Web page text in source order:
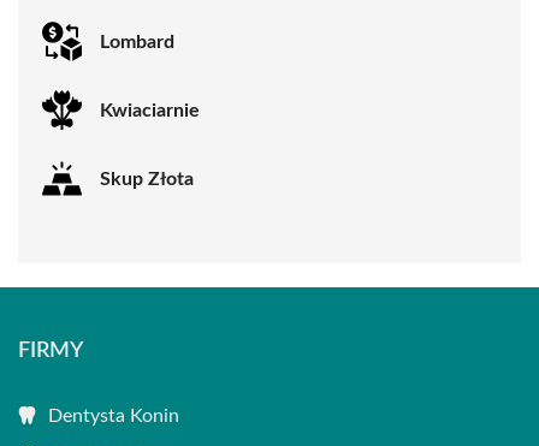
Lombard
Kwiaciarnie
Skup Złota
FIRMY
Dentysta Konin